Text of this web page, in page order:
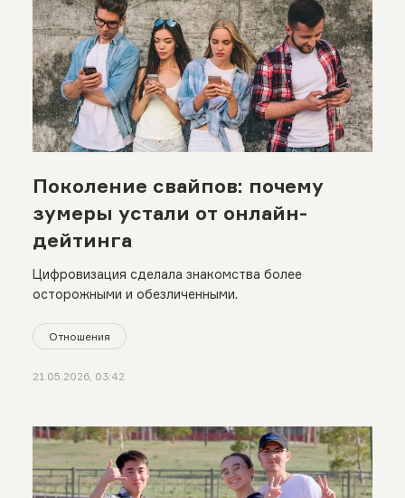
Поколение свайпов: почему
зумеры устали от онлайн-
дейтинга
Цифровизация сделала знакомства более
осторожными и обезличенными.
Отношения
21.05.2026, 03:42